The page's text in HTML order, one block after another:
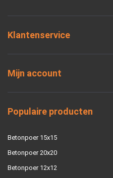
Klantenservice
Mijn account
Populaire producten
Betonpoer 15x15
Betonpoer 20x20
Betonpoer 12x12